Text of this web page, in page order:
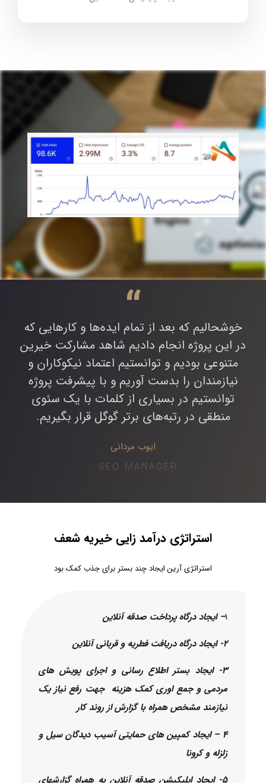
“
خوشحالیم که بعد از تمام ایده‌ها و کارهایی که
در این پروژه انجام دادیم شاهد مشارکت خیرین
متنوعی بودیم و توانستیم اعتماد نیکوکاران و
نیازمندان را بدست آوریم و با پیشرفت پروژه
توانستیم در بسیاری از کلمات با یک سئوی
منطقی در رتبه‌های برتر گوگل قرار بگیریم.
ایوب مردانی
SEO MANAGER
استراتژی درآمد زایی خیریه شعف
استراتژی آرین ایجاد چند بستر برای جذب کمک بود
1– ایجاد درگاه پرداخت صدقه آنلاین
2- ایجاد درگاه دریافت فطریه و قربانی آنلاین
3- ایجاد بستر اطلاع رسانی و اجرای پویش های
مردمی و جمع اوری کمک هزینه جهت رفع نیاز یک
نیازمند مشخص همراه با گزارش از روند کار
4 – ایجاد کمپین های حمایتی آسیب دیدگان سیل و
زلزله و کرونا